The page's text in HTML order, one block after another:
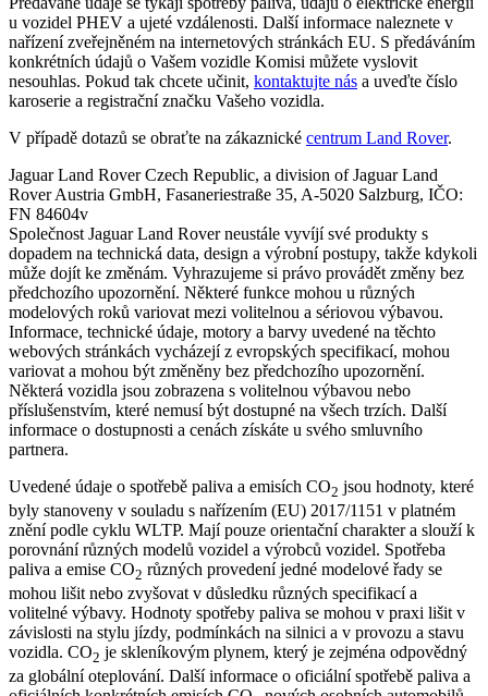
u vozidel PHEV a ujeté vzdálenosti. Další informace naleznete v
nařízení zveřejněném na internetových stránkách EU. S předáváním
konkrétních údajů o Vašem vozidle Komisi můžete vyslovit
nesouhlas. Pokud tak chcete učinit, kontaktujte nás a uveďte číslo
karoserie a registrační značku Vašeho vozidla.
V případě dotazů se obraťte na zákaznické centrum Land Rover.
Jaguar Land Rover Czech Republic, a division of Jaguar Land
Rover Austria GmbH, Fasaneriestraße 35, A-5020 Salzburg, IČO:
FN 84604v
Společnost Jaguar Land Rover neustále vyvíjí své produkty s
dopadem na technická data, design a výrobní postupy, takže kdykoli
může dojít ke změnám. Vyhrazujeme si právo provádět změny bez
předchozího upozornění. Některé funkce mohou u různých
modelových roků variovat mezi volitelnou a sériovou výbavou.
Informace, technické údaje, motory a barvy uvedené na těchto
webových stránkách vycházejí z evropských specifikací, mohou
variovat a mohou být změněny bez předchozího upozornění.
Některá vozidla jsou zobrazena s volitelnou výbavou nebo
příslušenstvím, které nemusí být dostupné na všech trzích. Další
informace o dostupnosti a cenách získáte u svého smluvního
partnera.
Uvedené údaje o spotřebě paliva a emisích CO2 jsou hodnoty, které
byly stanoveny v souladu s nařízením (EU) 2017/1151 v platném
znění podle cyklu WLTP. Mají pouze orientační charakter a slouží k
porovnání různých modelů vozidel a výrobců vozidel. Spotřeba
paliva a emise CO2 různých provedení jedné modelové řady se
mohou lišit nebo zvyšovat v důsledku různých specifikací a
volitelné výbavy. Hodnoty spotřeby paliva se mohou v praxi lišit v
závislosti na stylu jízdy, podmínkách na silnici a v provozu a stavu
vozidla. CO2 je skleníkovým plynem, který je zejména odpovědný
za globální oteplování. Další informace o oficiální spotřebě paliva a